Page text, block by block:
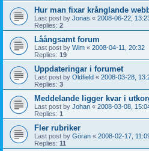
Hur man fixar krånglande
Last post by Jonas « 2008-06-22,
Replies: 2
Låångsamt forum
Last post by Wim « 2008-04-11, 20:32
Replies: 19
Uppdateringar i forumet
Last post by Oldfield « 2008-03-28,
Replies: 3
Meddelande ligger kvar i
Last post by Johan « 2008-03-08,
Replies: 1
Fler rubriker
Last post by Göran « 2008-02-17,
Replies: 11